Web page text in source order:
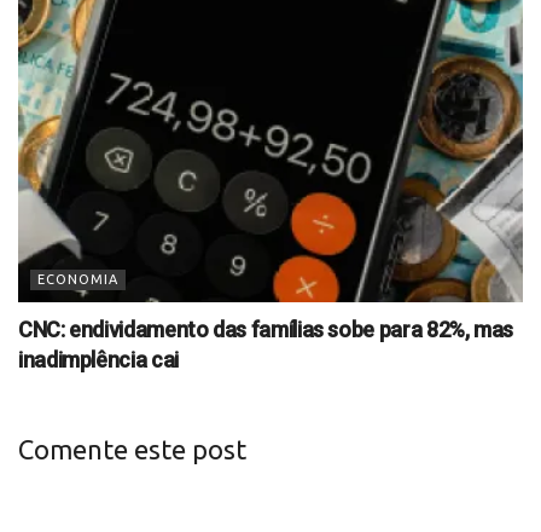
ECONOMIA
CNC: endividamento das famílias sobe para 82%, mas
inadimplência cai
Comente este post